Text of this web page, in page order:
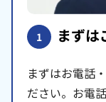
1 まずは
まずはお電話
ださい。お電